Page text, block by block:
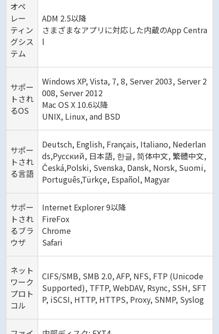
オペ
レー
ティン
グシス
テム
ADM 2.5以降
さまざまなアプリに対応した内蔵のApp Centra
l
サポー
トされ
るOS
Windows XP, Vista, 7, 8, Server 2003, Server 2
008, Server 2012
Mac OS X 10.6以降
UNIX, Linux, and BSD
サポー
トされ
る言語
Deutsch, English, Français, Italiano, Nederlan
ds,Русский, 日本語, 한글, 简体中文, 繁體中文,
Česká,Polski, Svenska, Dansk, Norsk, Suomi,
Português,Türkçe, Español, Magyar
サポー
トされ
るブラ
ウザ
Internet Explorer 9以降
FireFox
Chrome
Safari
ネット
ワーク
プロト
コル
CIFS/SMB, SMB 2.0, AFP, NFS, FTP (Unicode
Supported), TFTP, WebDAV, Rsync, SSH, SFT
P, iSCSI, HTTP, HTTPS, Proxy, SNMP, Syslog